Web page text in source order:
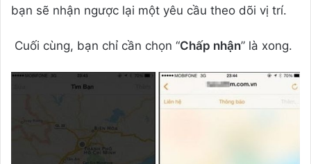
bạn sẽ nhận ngược lại một yêu cầu theo dõi vị trí.
Cuối cùng, bạn chỉ cần chọn “Chấp nhận” là xong.